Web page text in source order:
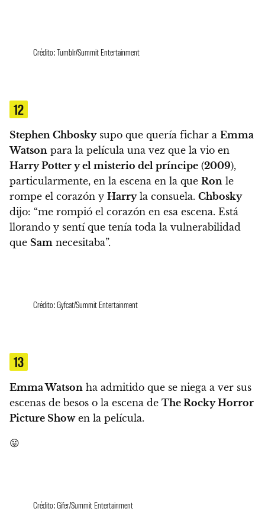
Crédito: Tumblr/Summit Entertainment
12
Stephen Chboskysupo que quería fichar a Emma
Watson para la película una vez que la vio en
Harry Potter y el misterio del príncipe (2009),
particularmente, en la escena en la que Ron le
rompe el corazón y Harryla consuela. Chbosky
dijo: “me rompió el corazón en esa escena. Está
llorando y sentí que tenía toda la vulnerabilidad
que Sam necesitaba”.
Crédito: Gyfcat/Summit Entertainment
13
Emma Watson ha admitido que se niega a ver sus
escenas de besos o la escena de The Rocky Horror
Picture Showen la película.
😛
Crédito: Gifer/Summit Entertainment